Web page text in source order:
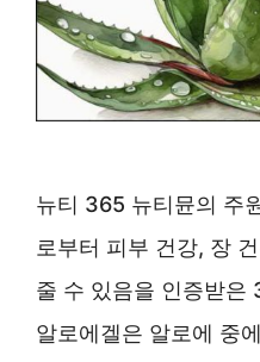
뉴티 365 뉴티뮨의 주
로부터 피부 건강, 장
줄 수 있음을 인증받은
알로에겔은 알로에 중